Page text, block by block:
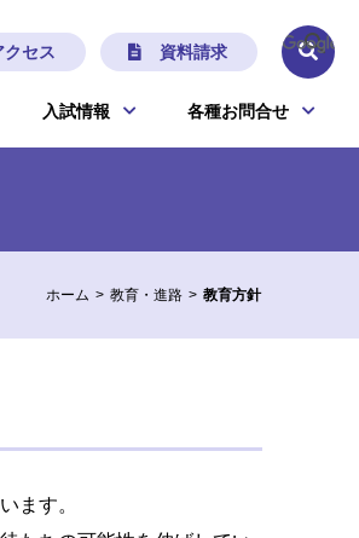
クセス 資料請求
入試情報 各種お問合せ
ホーム 教育・進路 教育方針
ます。